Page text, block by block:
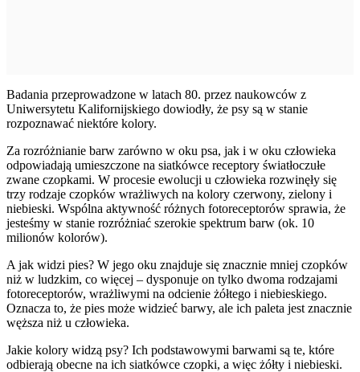
Badania przeprowadzone w latach 80. przez naukowców z
Uniwersytetu Kalifornijskiego dowiodły, że psy są w stanie
rozpoznawać niektóre kolory.
Za rozróżnianie barw zarówno w oku psa, jak i w oku człowieka
odpowiadają umieszczone na siatkówce receptory światłoczułe
zwane czopkami. W procesie ewolucji u człowieka rozwinęły się
trzy rodzaje czopków wrażliwych na kolory czerwony, zielony i
niebieski. Wspólna aktywność różnych fotoreceptorów sprawia, że
jesteśmy w stanie rozróżniać szerokie spektrum barw (ok. 10
milionów kolorów).
A jak widzi pies? W jego oku znajduje się znacznie mniej czopków
niż w ludzkim, co więcej – dysponuje on tylko dwoma rodzajami
fotoreceptorów, wrażliwymi na odcienie żółtego i niebieskiego.
Oznacza to, że pies może widzieć barwy, ale ich paleta jest znacznie
węższa niż u człowieka.
Jakie kolory widzą psy? Ich podstawowymi barwami są te, które
odbierają obecne na ich siatkówce czopki, a więc żółty i niebieski.